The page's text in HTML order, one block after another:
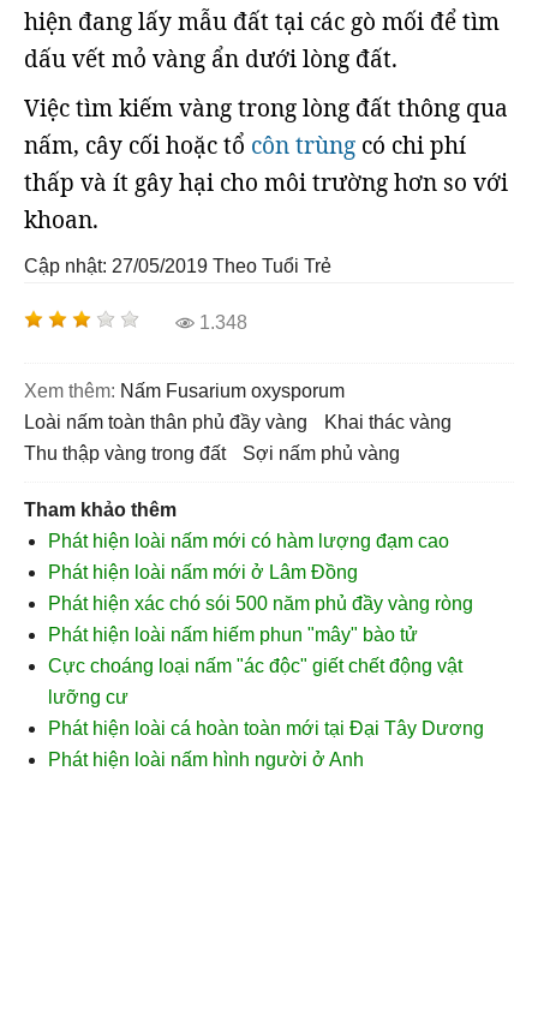
hiện đang lấy mẫu đất tại các gò mối để tìm
dấu vết mỏ vàng ẩn dưới lòng đất.
Việc tìm kiếm vàng trong lòng đất thông qua
nấm, cây cối hoặc tổ côn trùng có chi phí
thấp và ít gây hại cho môi trường hơn so với
khoan.
Cập nhật: 27/05/2019 Theo Tuổi Trẻ
1.348
Xem thêm:
Nấm Fusarium oxysporum
loài nấm toàn thân phủ đầy vàng
khai thác vàng
thu thập vàng trong đất
sợi nấm phủ vàng
Tham khảo thêm
Phát hiện loài nấm mới có hàm lượng đạm cao
Phát hiện loài nấm mới ở Lâm Đồng
Phát hiện xác chó sói 500 năm phủ đầy vàng ròng
Phát hiện loài nấm hiếm phun "mây" bào tử
Cực choáng loại nấm "ác độc" giết chết động vật
lưỡng cư
Phát hiện loài cá hoàn toàn mới tại Đại Tây Dương
Phát hiện loài nấm hình người ở Anh